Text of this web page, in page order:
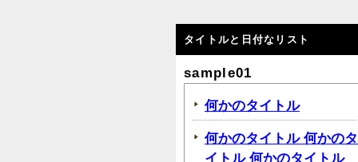
タイトルと日付なリスト
sample01
何かのタイトル
何かのタイトル 何かの
イトル 何かのタイトル